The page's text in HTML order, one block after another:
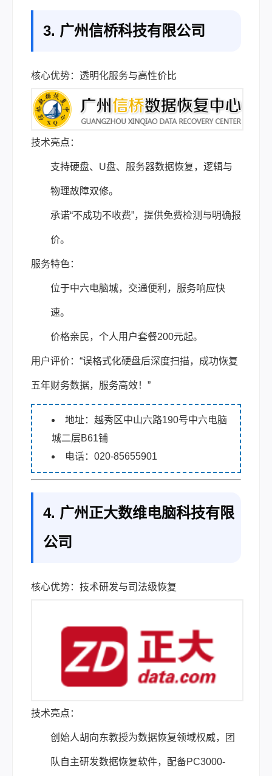
3. 广州信桥科技有限公司
核心优势：透明化服务与高性价比
技术亮点：
支持硬盘、U盘、服务器数据恢复，逻辑与
物理故障双修。
承诺“不成功不收费”，提供免费检测与明确报
价。
服务特色：
位于中六电脑城，交通便利，服务响应快
速。
价格亲民，个人用户套餐200元起。
用户评价：“误格式化硬盘后深度扫描，成功恢复
五年财务数据，服务高效！”
地址：越秀区中山六路190号中六电脑
城二层B61铺
电话：020-85655901
4. 广州正大数维电脑科技有限
公司
核心优势：技术研发与司法级恢复
技术亮点：
创始人胡向东教授为数据恢复领域权威，团
队自主研发数据恢复软件，配备PC3000-